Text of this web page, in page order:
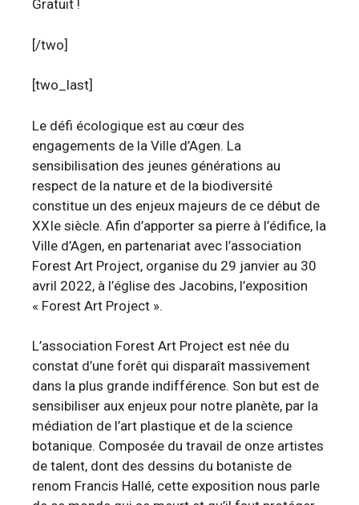
Gratuit !
[/two]
[two_last]
Le défi écologique est au cœur des
engagements de la Ville d’Agen. La
sensibilisation des jeunes générations au
respect de la nature et de la biodiversité
constitue un des enjeux majeurs de ce début de
XXIe siècle. Afin d’apporter sa pierre à l’édifice, la
Ville d’Agen, en partenariat avec l’association
Forest Art Project, organise du 29 janvier au 30
avril 2022, à l’église des Jacobins, l’exposition
« Forest Art Project ».
L’association Forest Art Project est née du
constat d’une forêt qui disparaît massivement
dans la plus grande indifférence. Son but est de
sensibiliser aux enjeux pour notre planète, par la
médiation de l’art plastique et de la science
botanique. Composée du travail de onze artistes
de talent, dont des dessins du botaniste de
renom Francis Hallé, cette exposition nous parle